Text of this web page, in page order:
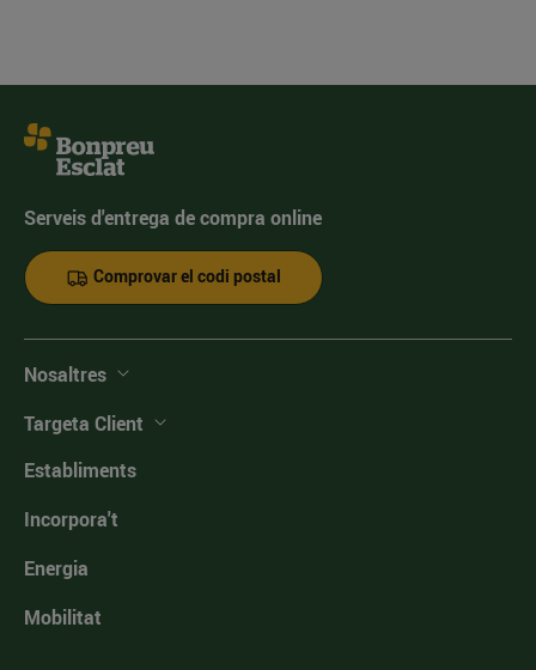
Serveis d'entrega de compra online
Comprovar el codi postal
Nosaltres
Targeta Client
Establiments
Incorpora't
Energia
Mobilitat